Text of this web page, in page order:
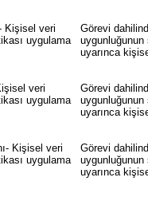
Kişisel veri
uygulama
Görevi
uygunluğunun
uyarınca
veri
uygulama
Görevi
uygunluğunun
uyarınca
Kişisel veri
uygulama
Görevi
uygunluğunun
uyarınca